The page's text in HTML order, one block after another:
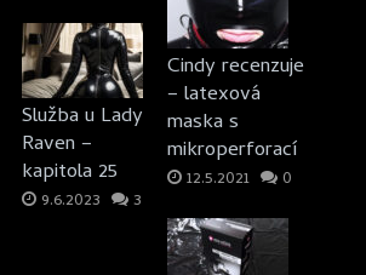
Služba u Lady
Raven –
kapitola 25
9.6.2023 3
Cindy recenzuje
– latexová
maska s
mikroperforací
12.5.2021 0